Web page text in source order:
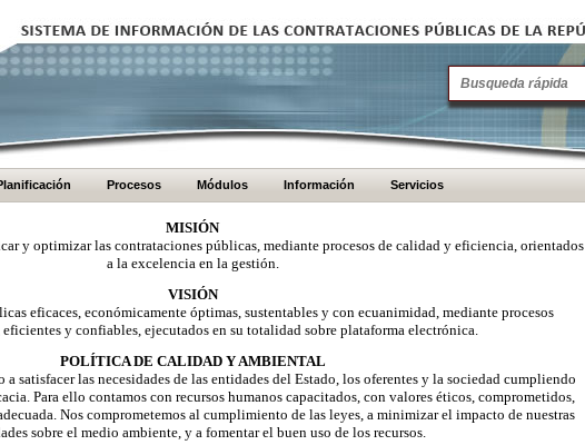
Procesos Módulos Información Servicios
MISIÓN
y optimizar las contrataciones públicas, mediante procesos de calidad y eficiencia, orientados
a la excelencia en la gestión.
VISIÓN
eficaces, económicamente óptimas, sustentables y con ecuanimidad, mediante procesos
eficientes y confiables, ejecutados en su totalidad sobre plataforma electrónica.
POLÍTICA DE CALIDAD Y AMBIENTAL
satisfacer las necesidades de las entidades del Estado, los oferentes y la sociedad cumpliendo
Para ello contamos con recursos humanos capacitados, con valores éticos, comprometidos,
Nos comprometemos al cumplimiento de las leyes, a minimizar el impacto de nuestras
sobre el medio ambiente, y a fomentar el buen uso de los recursos.